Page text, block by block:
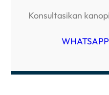
Konsultasikan